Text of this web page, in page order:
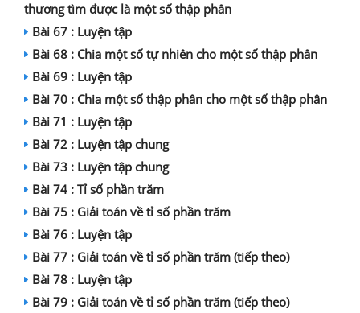
thương tìm được là một số thập phân
Bài 67 : Luyện tập
Bài 68 : Chia một số tự nhiên cho một số thập phân
Bài 69 : Luyện tập
Bài 70 : Chia một số thập phân cho một số thập phân
Bài 71 : Luyện tập
Bài 72 : Luyện tập chung
Bài 73 : Luyện tập chung
Bài 74 : Tỉ số phần trăm
Bài 75 : Giải toán về tỉ số phần trăm
Bài 76 : Luyện tập
Bài 77 : Giải toán về tỉ số phần trăm (tiếp theo)
Bài 78 : Luyện tập
Bài 79 : Giải toán về tỉ số phần trăm (tiếp theo)